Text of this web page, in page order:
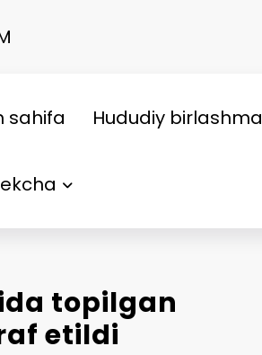
sahifa Hududiy birlashma
topilgan
etildi